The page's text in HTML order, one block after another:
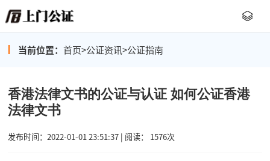
当前位置： 首页>公证资讯>公证指南
香港法律文书的公证与认证 如何公证香港
法律文书
发布时间：2022-01-01 23:51:37 | 阅读： 1576次